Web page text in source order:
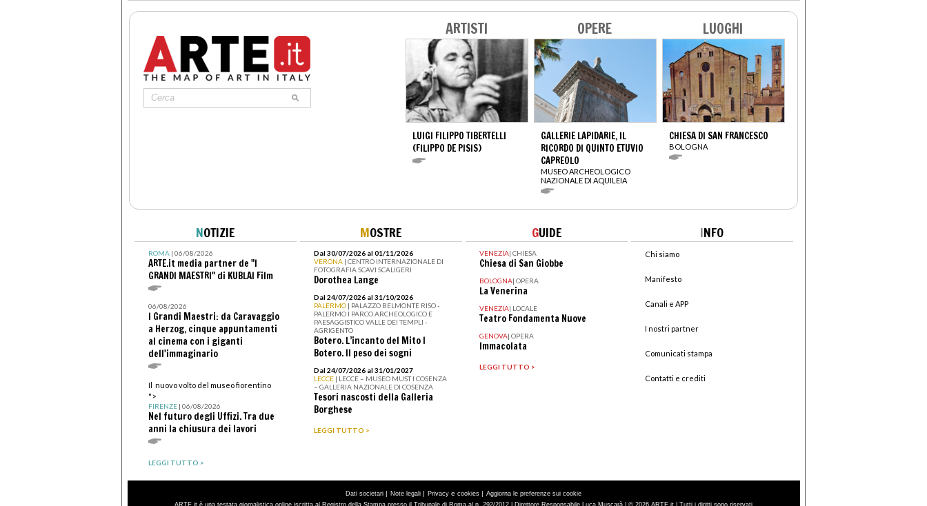
ARTISTI
LUIGI FILIPPO TIBERTELLI
(FILIPPO DE PISIS)
OPERE
GALLERIE LAPIDARIE, IL
RICORDO DI QUINTO ETUVIO
CAPREOLO
MUSEO ARCHEOLOGICO
NAZIONALE DI AQUILEIA
LUOGHI
CHIESA DI SAN FRANCESCO
BOLOGNA
NOTIZIE
ROMA| 06/08/2026
ARTE.it media partner de "I
GRANDI MAESTRI" di KUBLAI Film
06/08/2026
I Grandi Maestri: da Caravaggio
a Herzog, cinque appuntamenti
al cinema con i giganti
dell'immaginario
Il nuovo volto del museo fiorentino
">
FIRENZE| 06/08/2026
Nel futuro degli Uffizi. Tra due
anni la chiusura dei lavori
LEGGI TUTTO >
MOSTRE
Dal 30/07/2026 al 01/11/2026
VERONA | CENTRO INTERNAZIONALE DI
FOTOGRAFIA SCAVI SCALIGERI
Dorothea Lange
Dal 24/07/2026 al 31/10/2026
PALERMO | PALAZZO BELMONTE RISO -
PALERMO I PARCO ARCHEOLOGICO E
PAESAGGISTICO VALLE DEI TEMPLI -
AGRIGENTO
Botero. L’incanto del Mito I
Botero. Il peso dei sogni
Dal 24/07/2026 al 31/01/2027
LECCE | LECCE – MUSEO MUST I COSENZA
– GALLERIA NAZIONALE DI COSENZA
Tesori nascosti della Galleria
Borghese
LEGGI TUTTO >
GUIDE
VENEZIA| CHIESA
Chiesa di San Giobbe
BOLOGNA| OPERA
La Venerina
VENEZIA| LOCALE
Teatro Fondamenta Nuove
GENOVA| OPERA
Immacolata
LEGGI TUTTO >
INFO
Chi siamo
Manifesto
Canali e APP
I nostri partner
Comunicati stampa
Contatti e crediti
Dati societari | Note legali | Privacy e cookies | Aggiorna le preferenze sui cookie
ARTE.it è una testata giornalistica online iscritta al Registro della Stampa presso il Tribunale di Roma al n. 292/2012 | Direttore Responsabile Luca Muscarà | © 2026 ARTE.it | Tutti i diritti sono riservati